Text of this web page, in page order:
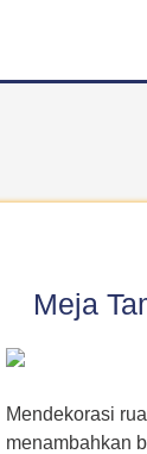
Meja
Mendekorasi
menambahkan